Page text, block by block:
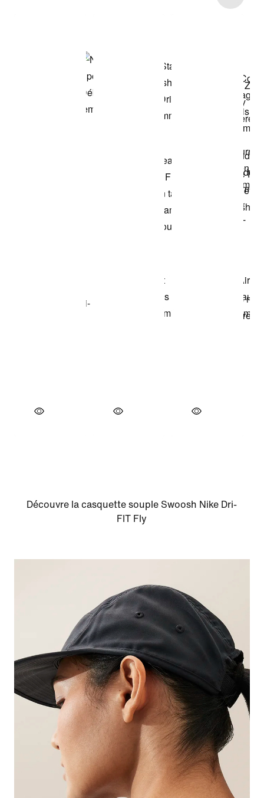
Découvre la casquette souple Swoosh Nike Dri-
FIT Fly